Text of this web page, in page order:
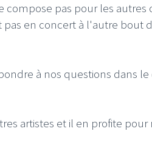
compose pas pour les autres
en concert à l'autre bout
à nos questions dans le
artistes et il en profite pour